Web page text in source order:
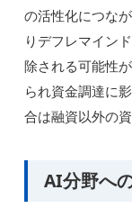
の活性化につな
りデフレマイン
除される可能性
られ資金調達に
合は融資以外の
AI分野へ